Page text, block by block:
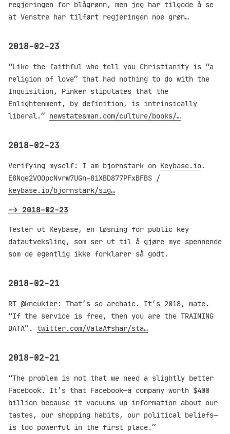
regjeringen for blågrønn, men jeg har tilgode å se
at Venstre har tilført regjeringen noe grøn…
2018-02-23
“Like the faithful who tell you Christianity is “a
religion of love” that had nothing to do with the
Inquisition, Pinker stipulates that the
Enlightenment, by definition, is intrinsically
liberal.” newstatesman.com/culture/books/…
2018-02-23
Verifying myself: I am bjornstark on Keybase.io.
E8Nqe2VOOpcNvrw7UGn–8iXBD877PFxBFBS /
keybase.io/bjornstark/sig…
-> 2018-02-23
Tester ut Keybase, en løsning for public key
datautveksling, som ser ut til å gjøre mye spennende
som de egentlig ikke forklarer så godt.
2018-02-21
RT @kncukier: That’s so archaic. It’s 2018, mate.
“If the service is free, then you are the TRAINING
DATA”. twitter.com/ValaAfshar/sta…
2018-02-21
“The problem is not that we need a slightly better
Facebook. It’s that Facebook—a company worth $400
billion because it vacuums up information about our
tastes, our shopping habits, our political beliefs—
is too powerful in the first place.”